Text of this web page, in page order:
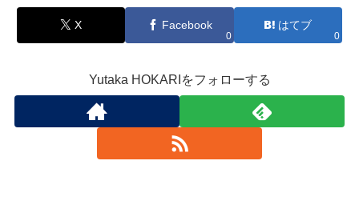
X Facebook
0
はてブ
0
Yutaka HOKARIをフォローする